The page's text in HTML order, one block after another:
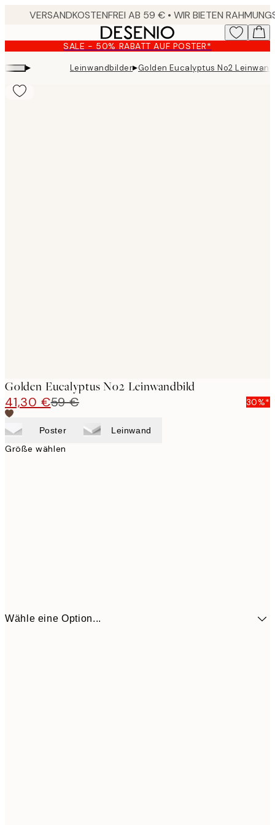
content.
SALE - 50% RABATT AUF POSTER*
▸ Leinwandbilder▸Golden Eucalyptus No2
Golden Eucalyptus No2 Leinwandbild
41,30 €59 € 30%*
Poster Leinwand
Größe wählen
Wähle eine Option...